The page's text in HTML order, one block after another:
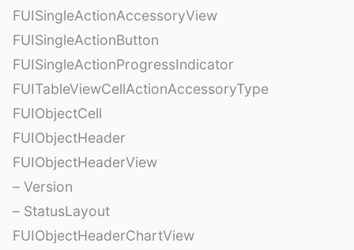
FUISingleActionAccessoryView
FUISingleActionButton
FUISingleActionProgressIndicator
FUITableViewCellActionAccessoryType
FUIObjectCell
FUIObjectHeader
FUIObjectHeaderView
– Version
– StatusLayout
FUIObjectHeaderChartView